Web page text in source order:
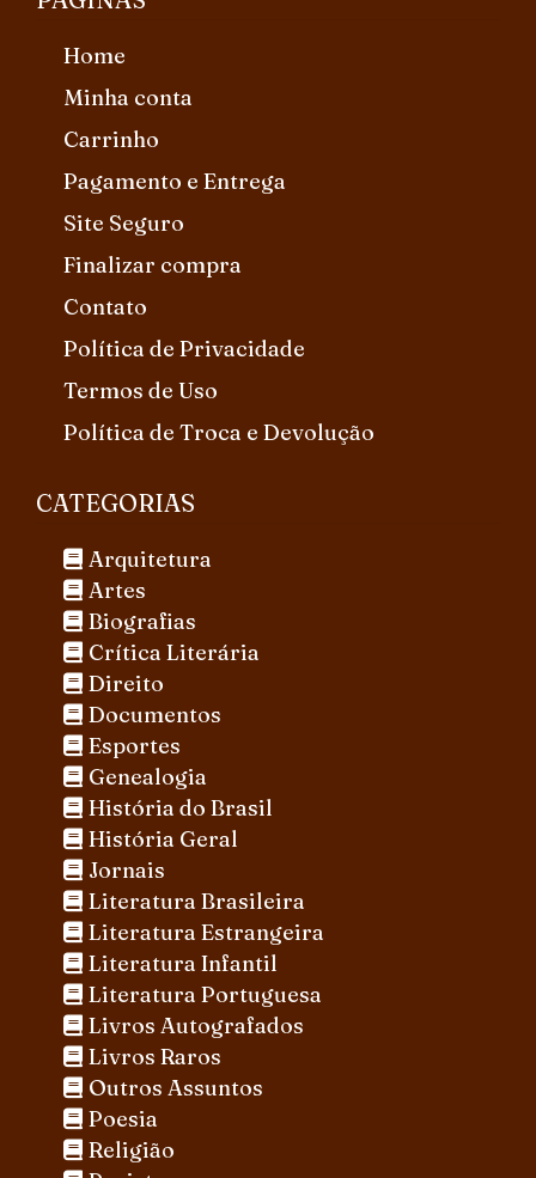
Home
Minha conta
Carrinho
Pagamento e Entrega
Site Seguro
Finalizar compra
Contato
Política de Privacidade
Termos de Uso
Política de Troca e Devolução
CATEGORIAS
Arquitetura
Artes
Biografias
Crítica Literária
Direito
Documentos
Esportes
Genealogia
História do Brasil
História Geral
Jornais
Literatura Brasileira
Literatura Estrangeira
Literatura Infantil
Literatura Portuguesa
Livros Autografados
Livros Raros
Outros Assuntos
Poesia
Religião